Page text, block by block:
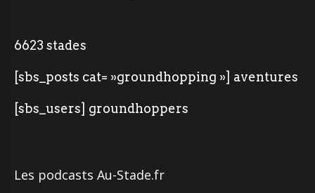
6623 stades
[sbs_posts cat= »groundhopping »] aventures
[sbs_users] groundhoppers
Les podcasts Au-Stade.fr